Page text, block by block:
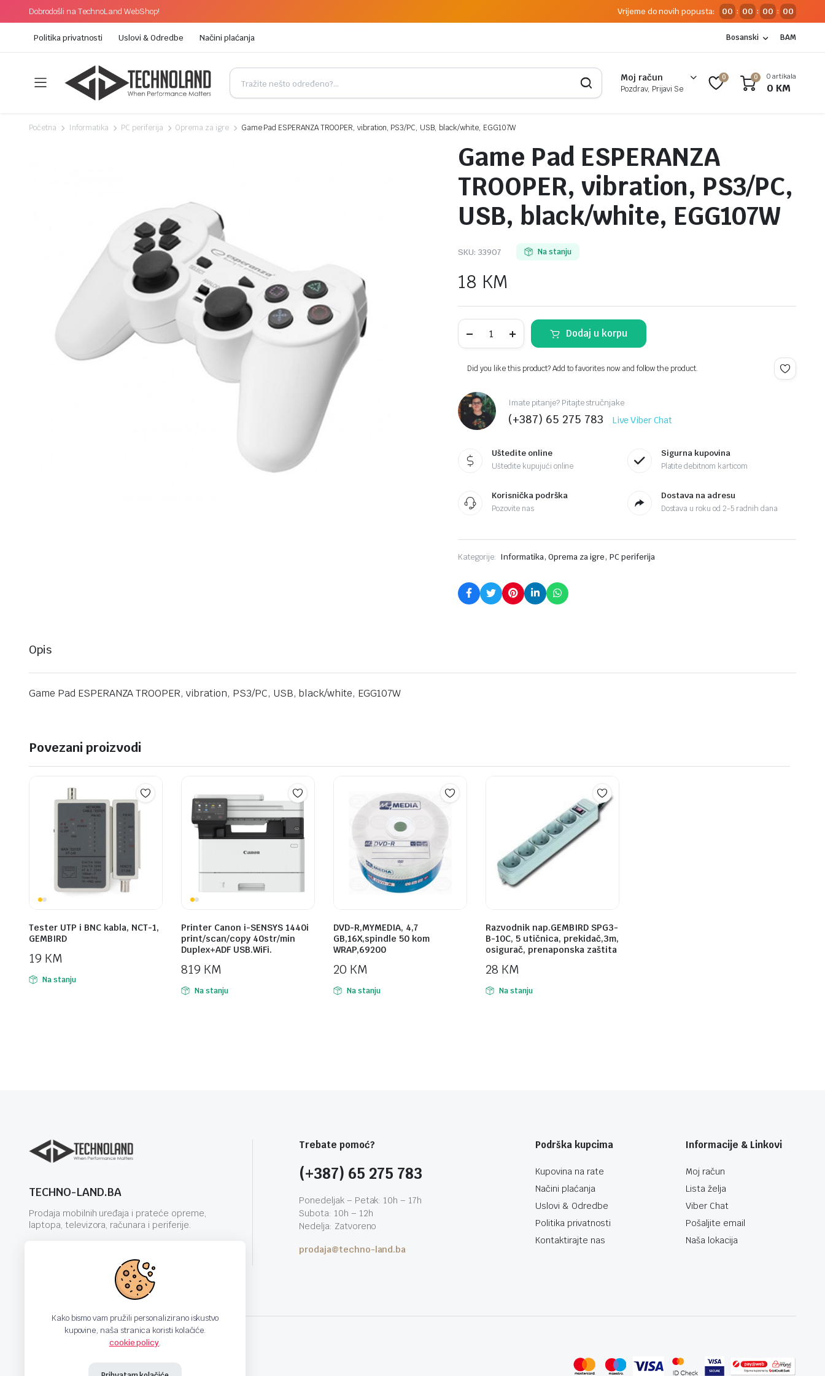
Dobrodošli na TechnoLand WebShop! Vrijeme do novih popusta: 00 : 00 : 00 : 00
Politika privatnosti Uslovi & Odredbe Načini plaćanja Bosanski BAM
Moj račun
Pozdrav, Prijavi Se
0 0 0 artikala
0 KM
Početna Informatika PC periferija Oprema za igre Game Pad ESPERANZA TROOPER, vibration, PS3/PC, USB, black/white, EGG107W
Game Pad ESPERANZA
TROOPER, vibration, PS3/PC,
USB, black/white, EGG107W
SKU: 33907 Na stanju
18 KM
Pad
ESPERANZA
vibration,
PS3/PC,
black/white,
EGG107W
quantity
Dodaj u korpu
Did you like this product? Add to favorites now and follow the product.
Imate pitanje? Pitajte stručnjake
(+387) 65 275 783 Live Viber Chat
Uštedite online
Uštedite kupujući online
Sigurna kupovina
Platite debitnom karticom
Korisnička podrška
Pozovite nas
Dostava na adresu
Dostava u roku od 2-5 radnih dana
Kategorije: Informatika, Oprema za igre, PC periferija
Opis
Game Pad ESPERANZA TROOPER, vibration, PS3/PC, USB, black/white, EGG107W
Povezani proizvodi
Tester UTP i BNC kabla, NCT-1,
GEMBIRD
19 KM
Na stanju
Printer Canon i-SENSYS 1440i
print/scan/copy 40str/min
Duplex+ADF USB.WiFi.
819 KM
Na stanju
DVD-R,MYMEDIA, 4,7
GB,16X,spindle 50 kom
WRAP,69200
20 KM
Na stanju
Razvodnik nap.GEMBIRD SPG3-
B-10C, 5 utičnica, prekidač,3m,
osigurač, prenaponska zaštita
28 KM
Na stanju
TECHNO-LAND.BA
Prodaja mobilnih uređaja i prateće opreme,
laptopa, televizora, računara i periferije.
Trebate pomoć?
(+387) 65 275 783
Ponedeljak – Petak: 10h – 17h
Subota: 10h – 12h
Nedelja: Zatvoreno
prodaja@techno-land.ba
Podrška kupcima
Kupovina na rate
Načini plaćanja
Uslovi & Odredbe
Politika privatnosti
Kontaktirajte nas
Informacije & Linkovi
Moj račun
Lista želja
Viber Chat
Pošaljite email
Naša lokacija
Kako bismo vam pružili personalizirano iskustvo
kupovine, naša stranica koristi kolačiće.
cookie policy.